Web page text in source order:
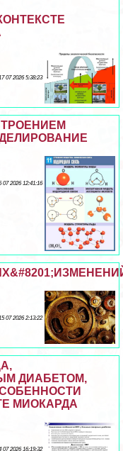
07 2026 5:38:23
07 2026 12:41:16
07 2026 2:13:22
ДИАБЕТОМ,
МИОКАРДА
07 2026 16:19:32